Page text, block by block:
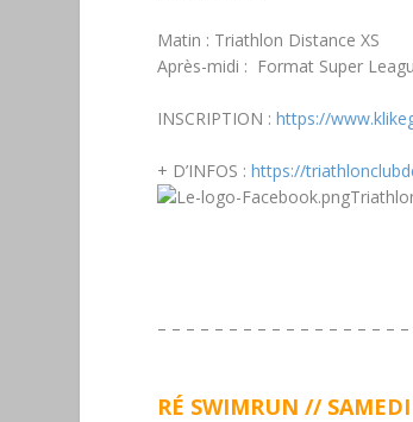
Matin : Triathlon Distance XS
Après-midi : Format Super
INSCRIPTION : https://
+ D’INFOS : https://
– – – – – – – – – – – – – – – – –
RÉ SWIMRUN //